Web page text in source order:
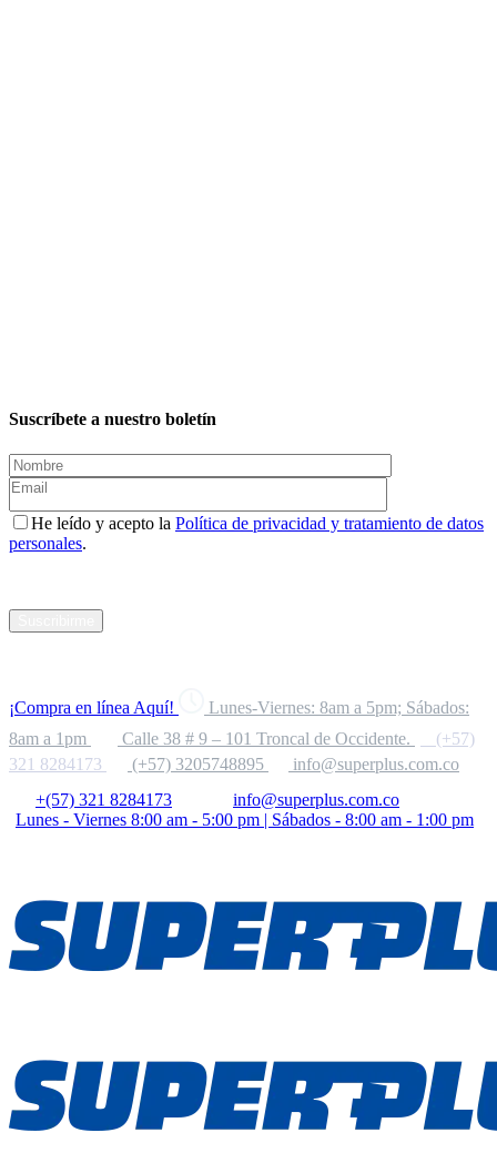
Suscríbete a nuestro boletín
He leído y acepto la Política de privacidad y tratamiento de datos
personales.
¡Compra en línea Aquí!
Lunes-Viernes: 8am a 5pm; Sábados:
8am a 1pm
Calle 38 # 9 – 101 Troncal de Occidente.
(+57)
321 8284173
(+57) 3205748895
info@superplus.com.co
+(57) 321 8284173
info@superplus.com.co
Lunes - Viernes 8:00 am - 5:00 pm | Sábados - 8:00 am - 1:00 pm